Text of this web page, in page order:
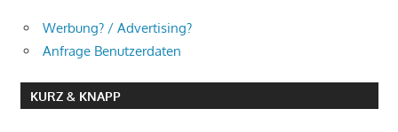
Werbung? / Advertising?
Anfrage Benutzerdaten
KURZ & KNAPP